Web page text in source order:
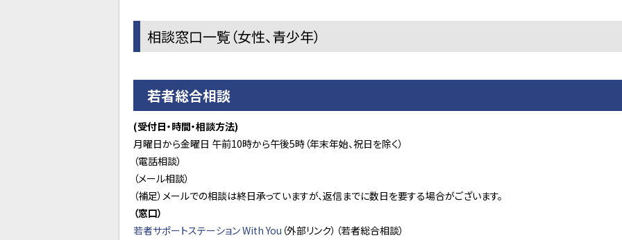
相談窓口一覧（女性、青少年）
若者総合相談
(受付日・時間・相談方法)
月曜日から金曜日 午前10時から午後5時（年末年始、祝日を除く）
（電話相談）
（メール相談）
（補足）メールでの相談は終日承っていますが、返信までに数日を要する場合がございます。
（窓口）
若者サポートステーション With You （外部リンク）（若者総合相談）